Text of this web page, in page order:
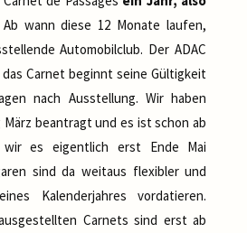
wann diese 12 Monate laufen,
Automobilclub. Der ADAC
Carnet beginnt seine Gültigkeit
nach Ausstellung. Wir haben
beantragt und es ist schon ab
wir es eigentlich erst Ende Mai
sind da weitaus flexibler und
Kalenderjahres vordatieren.
Carnets sind erst ab